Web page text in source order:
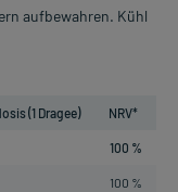
aufbewahren. Kühl
(1 Dragee) NRV*
100 %
100 %